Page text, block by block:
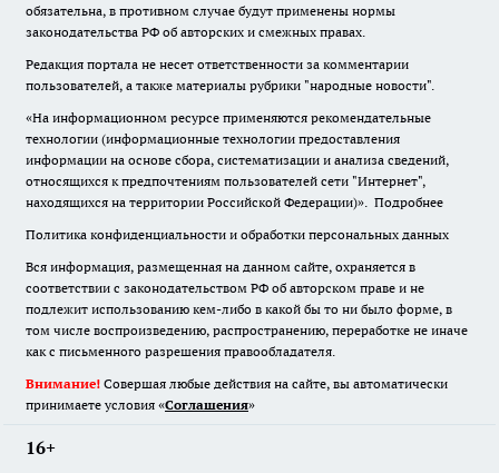
обязательна, в противном случае будут применены нормы
законодательства РФ об авторских и смежных правах.
Редакция портала не несет ответственности за комментарии
пользователей, а также материалы рубрики "народные новости".
«На информационном ресурсе применяются рекомендательные
технологии (информационные технологии предоставления
информации на основе сбора, систематизации и анализа сведений,
относящихся к предпочтениям пользователей сети "Интернет",
находящихся на территории Российской Федерации)». Подробнее
Политика конфиденциальности и обработки персональных данных
Вся информация, размещенная на данном сайте, охраняется в
соответствии с законодательством РФ об авторском праве и не
подлежит использованию кем-либо в какой бы то ни было форме, в
том числе воспроизведению, распространению, переработке не иначе
как с письменного разрешения правообладателя.
Внимание! Совершая любые действия на сайте, вы автоматически
принимаете условия «Cоглашения»
16+